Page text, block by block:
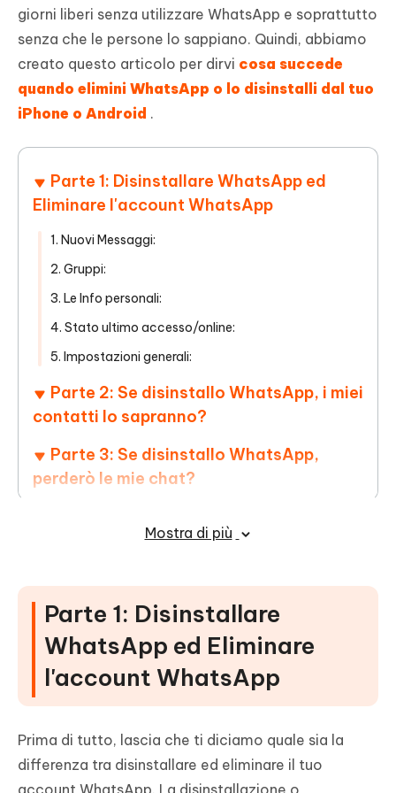
giorni liberi senza utilizzare WhatsApp e soprattutto
senza che le persone lo sappiano. Quindi, abbiamo
creato questo articolo per dirvi cosa succede
quando elimini WhatsApp o lo disinstalli dal tuo
iPhone o Android .
Parte 1: Disinstallare WhatsApp ed
Eliminare l'account WhatsApp
1. Nuovi Messaggi:
2. Gruppi:
3. Le Info personali:
4. Stato ultimo accesso/online:
5. Impostazioni generali:
Parte 2: Se disinstallo WhatsApp, i miei
contatti lo sapranno?
Parte 3: Se disinstallo WhatsApp,
perderò le mie chat?
Per iPhone:
Parte 5: Come ripristinare WhatsApp
su un nuovo telefono?
Conclusione
Mostra di più
Parte 1: Disinstallare
WhatsApp ed Eliminare
l'account WhatsApp
Prima di tutto, lascia che ti diciamo quale sia la
differenza tra disinstallare ed eliminare il tuo